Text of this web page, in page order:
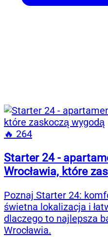
🔥 264
Starter 24 -
Wrocławia, które
Poznaj Starter 24:
świetna lokalizacja i
dlaczego to najlepsza
Wrocławia.